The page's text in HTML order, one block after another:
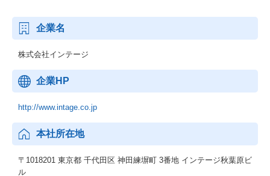
企業名
株式会社インテージ
企業HP
http://www.intage.co.jp
本社所在地
〒1018201 東京都 千代田区 神田練塀町 3番地 インテージ秋葉原ビ
ル